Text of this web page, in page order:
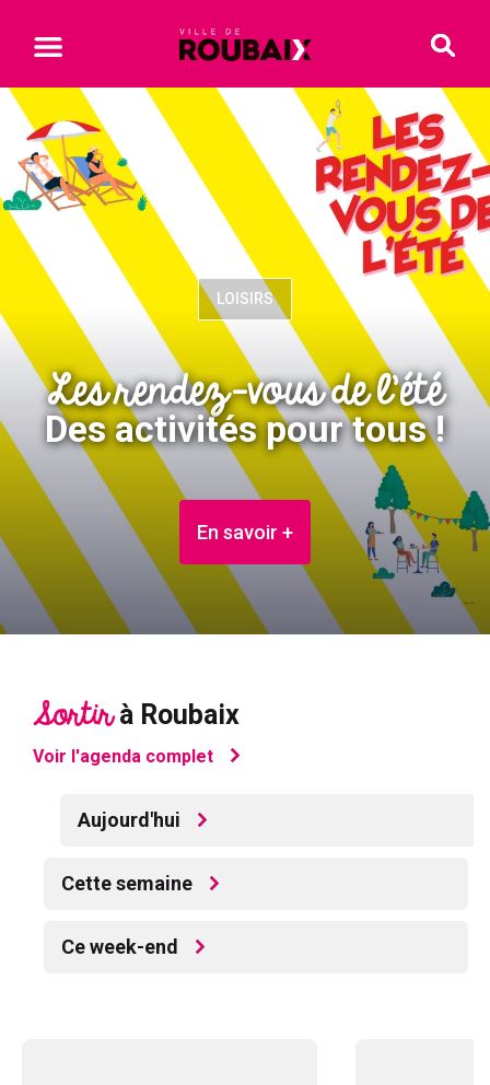
LOISIRS
Les rendez-vous de l'été
Des activités pour tous !
En savoir +
Sortirà Roubaix
Voir l'agenda complet
Aujourd'hui
Cette semaine
Ce week-end